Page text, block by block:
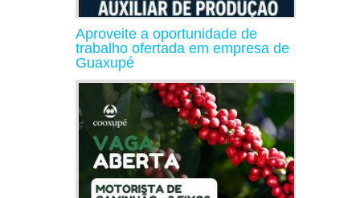
Aproveite a oportunidade de
trabalho ofertada em empresa de
Guaxupé